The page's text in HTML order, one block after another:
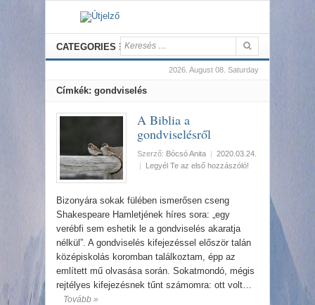
CATEGORIES
2026. August 08. Saturday
Címkék: gondviselés
A Biblia a
gondviselésről
Szerző: Bócsó Anita | 2020.03.24.
|
Legyél Te az első hozzászóló!
Bizonyára sokak fülében ismerősen cseng
Shakespeare Hamletjének híres sora: „egy
verébfi sem eshetik le a gondviselés akaratja
nélkül”. A gondviselés kifejezéssel először talán
középiskolás koromban találkoztam, épp az
említett mű olvasása során. Sokatmondó, mégis
rejtélyes kifejezésnek tűnt számomra: ott volt…
Tovább »